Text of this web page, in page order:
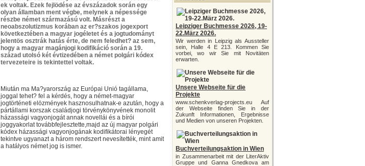
ek voltak. Ezek fejlödése az évszázadok során egy
olyan államban ment végbe, melynek a népessége
részbe német származású volt. Másrészt a
neoabszolutizmus korában az er?szakos jogexport
következtében a magyar jogéletet és a jogtudományt
jelentös osztrák hatás érte, de nem feledhet? az sem,
hogy a magyar magánjogi kodifikáció során a 19.
század utolsó két évtizedében a német polgári kódex
tervezeteire is tekintettel voltak.
Miután ma Ma?yarország az Európai Unió tagállama,
joggal tehet? fel a kérdés, hogy a német-magyar
jogtörténeti elözmények hasznosulhatnak-e azután, hogy a
pártállami korszak családjogi törvénykönyvének monolit
házassági vagyonjogát annak novellái és a bírói
joggyakorlat továbbfejlesztette,majd az új magyar polgári
kódex házassági vagyonjogának kodifikátorai lényegét
tekintve ugyanazt a három rendszert nevesítették, mint amit
a hatályos német jog is ismer.
Leipziger Buchmesse 2026, 19-
22.März 2026.
Wir werden in Leipzig als Aussteller
sein, Halle 4 E 213. Kommen Sie
vorbei, wo wir Sie mit Novitäten
erwarten.
Unsere Webseite für die
Projekte
www.schenkverlag-projects.eu Auf
der Webseite finden Sie in der
Zukunft Informationen, Ergebnisse
und Medien von unseren Projekten.
Buchverteilungsaktion in Wien
in Zusammenarbeit mit der LiterAktiv
Gruppe und Ganna Gnedkova am